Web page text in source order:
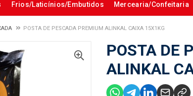
Frios/Laticínios/Embutidos Mercearia/Confeitaria
POSTA DE PESCADA PREMIUM ALINKAL CAIXA 15X1KG
POSTA DE
ALINKAL